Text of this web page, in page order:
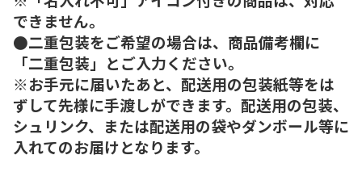
できません。
●二重包装をご希望の場合は、商品備考欄に
「二重包装」とご入力ください。
※お手元に届いたあと、配送用の包装紙等をは
ずして先様に手渡しができます。配送用の包装、
シュリンク、または配送用の袋やダンボール等に
入れてのお届けとなります。